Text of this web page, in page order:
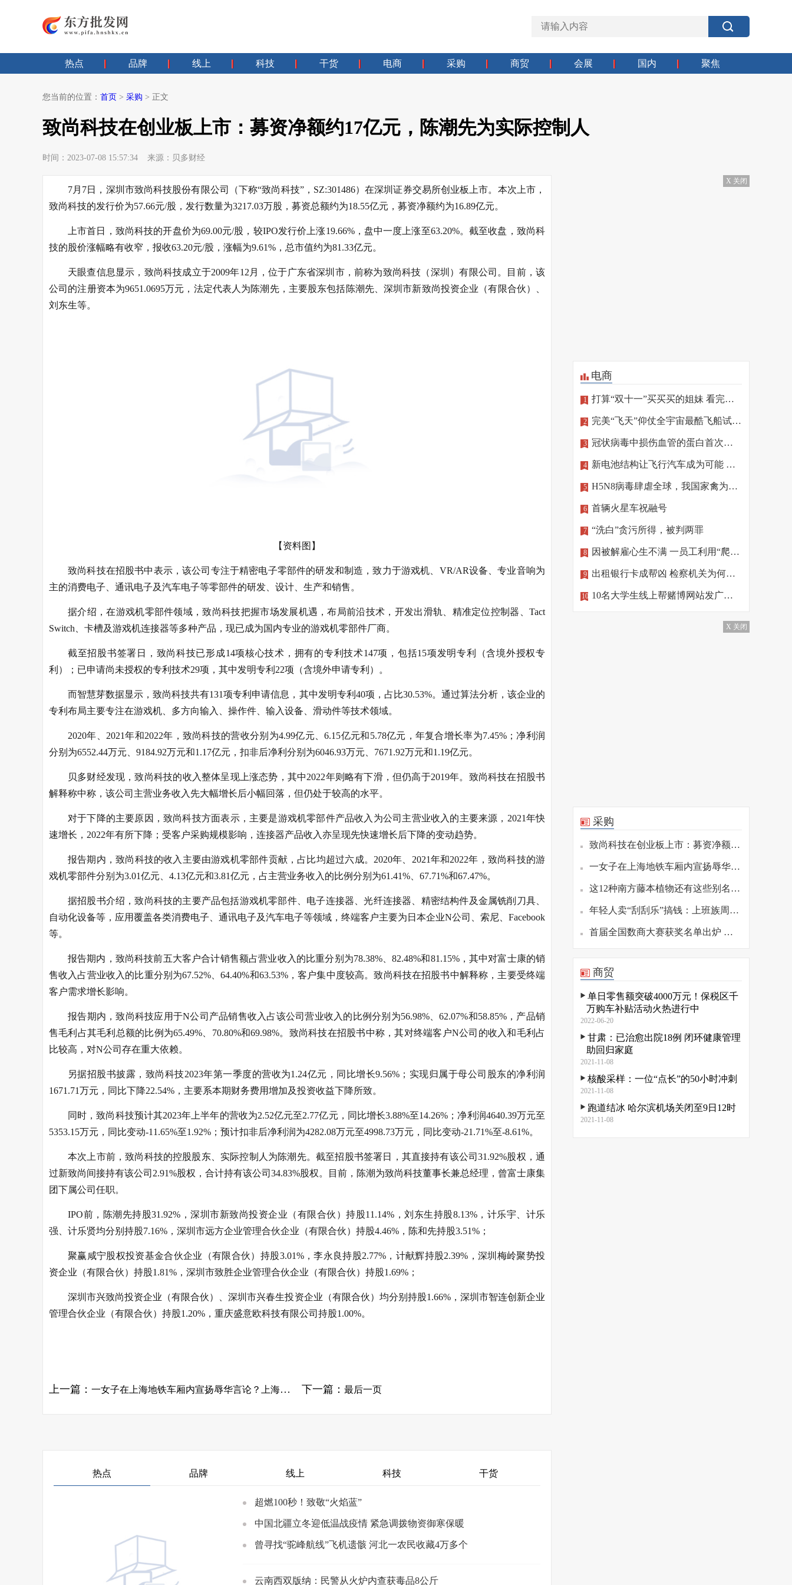
热点 品牌 线上 科技 干货 电商 采购 商贸 会展 国内 聚焦
您当前的位置： 首页 > 采购 > 正文
致尚科技在创业板上市：募资净额约17亿元，陈潮先为实际控制人
时间：2023-07-08 15:57:34 来源：贝多财经
7月7日，深圳市致尚科技股份有限公司（下称“致尚科技”，SZ:301486）在深圳证券交易所创业板上市。本次上市，
致尚科技的发行价为57.66元/股，发行数量为3217.03万股，募资总额约为18.55亿元，募资净额约为16.89亿元。
上市首日，致尚科技的开盘价为69.00元/股，较IPO发行价上涨19.66%，盘中一度上涨至63.20%。截至收盘，致尚科
技的股价涨幅略有收窄，报收63.20元/股，涨幅为9.61%，总市值约为81.33亿元。
天眼查信息显示，致尚科技成立于2009年12月，位于广东省深圳市，前称为致尚科技（深圳）有限公司。目前，该
公司的注册资本为9651.0695万元，法定代表人为陈潮先，主要股东包括陈潮先、深圳市新致尚投资企业（有限合伙）、
刘东生等。
【资料图】
致尚科技在招股书中表示，该公司专注于精密电子零部件的研发和制造，致力于游戏机、VR/AR设备、专业音响为
主的消费电子、通讯电子及汽车电子等零部件的研发、设计、生产和销售。
据介绍，在游戏机零部件领域，致尚科技把握市场发展机遇，布局前沿技术，开发出滑轨、精准定位控制器、Tact
Switch、卡槽及游戏机连接器等多种产品，现已成为国内专业的游戏机零部件厂商。
截至招股书签署日，致尚科技已形成14项核心技术，拥有的专利技术147项，包括15项发明专利（含境外授权专
利）；已申请尚未授权的专利技术29项，其中发明专利22项（含境外申请专利）。
而智慧芽数据显示，致尚科技共有131项专利申请信息，其中发明专利40项，占比30.53%。通过算法分析，该企业的
专利布局主要专注在游戏机、多方向输入、操作件、输入设备、滑动件等技术领域。
2020年、2021年和2022年，致尚科技的营收分别为4.99亿元、6.15亿元和5.78亿元，年复合增长率为7.45%；净利润
分别为6552.44万元、9184.92万元和1.17亿元，扣非后净利分别为6046.93万元、7671.92万元和1.19亿元。
贝多财经发现，致尚科技的收入整体呈现上涨态势，其中2022年则略有下滑，但仍高于2019年。致尚科技在招股书
解释称中称，该公司主营业务收入先大幅增长后小幅回落，但仍处于较高的水平。
对于下降的主要原因，致尚科技方面表示，主要是游戏机零部件产品收入为公司主营业收入的主要来源，2021年快
速增长，2022年有所下降；受客户采购规模影响，连接器产品收入亦呈现先快速增长后下降的变动趋势。
报告期内，致尚科技的收入主要由游戏机零部件贡献，占比均超过六成。2020年、2021年和2022年，致尚科技的游
戏机零部件分别为3.01亿元、4.13亿元和3.81亿元，占主营业务收入的比例分别为61.41%、67.71%和67.47%。
据招股书介绍，致尚科技的主要产品包括游戏机零部件、电子连接器、光纤连接器、精密结构件及金属铣削刀具、
自动化设备等，应用覆盖各类消费电子、通讯电子及汽车电子等领域，终端客户主要为日本企业N公司、索尼、Facebook
等。
报告期内，致尚科技前五大客户合计销售额占营业收入的比重分别为78.38%、82.48%和81.15%，其中对富士康的销
售收入占营业收入的比重分别为67.52%、64.40%和63.53%，客户集中度较高。致尚科技在招股书中解释称，主要受终端
客户需求增长影响。
报告期内，致尚科技应用于N公司产品销售收入占该公司营业收入的比例分别为56.98%、62.07%和58.85%，产品销
售毛利占其毛利总额的比例为65.49%、70.80%和69.98%。致尚科技在招股书中称，其对终端客户N公司的收入和毛利占
比较高，对N公司存在重大依赖。
另据招股书披露，致尚科技2023年第一季度的营收为1.24亿元，同比增长9.56%；实现归属于母公司股东的净利润
1671.71万元，同比下降22.54%，主要系本期财务费用增加及投资收益下降所致。
同时，致尚科技预计其2023年上半年的营收为2.52亿元至2.77亿元，同比增长3.88%至14.26%；净利润4640.39万元至
5353.15万元，同比变动-11.65%至1.92%；预计扣非后净利润为4282.08万元至4998.73万元，同比变动-21.71%至-8.61%。
本次上市前，致尚科技的控股股东、实际控制人为陈潮先。截至招股书签署日，其直接持有该公司31.92%股权，通
过新致尚间接持有该公司2.91%股权，合计持有该公司34.83%股权。目前，陈潮为致尚科技董事长兼总经理，曾富士康集
团下属公司任职。
IPO前，陈潮先持股31.92%，深圳市新致尚投资企业（有限合伙）持股11.14%，刘东生持股8.13%，计乐宇、计乐
强、计乐贤均分别持股7.16%，深圳市远方企业管理合伙企业（有限合伙）持股4.46%，陈和先持股3.51%；
聚赢咸宁股权投资基金合伙企业（有限合伙）持股3.01%，李永良持股2.77%，计献辉持股2.39%，深圳梅岭聚势投
资企业（有限合伙）持股1.81%，深圳市致胜企业管理合伙企业（有限合伙）持股1.69%；
深圳市兴致尚投资企业（有限合伙）、深圳市兴春生投资企业（有限合伙）均分别持股1.66%，深圳市智连创新企业
管理合伙企业（有限合伙）持股1.20%，重庆盛意欧科技有限公司持股1.00%。
上一篇： 一女子在上海地铁车厢内宣扬辱华言论？上海轨交公安通报 下一篇：最后一页
热点 品牌 线上 科技 干货
超燃100秒！致敬“火焰蓝”
中国北疆立冬迎低温战疫情 紧急调拨物资御寒保暖
曾寻找“驼峰航线”飞机遗骸 河北一农民收藏4万多个
云南西双版纳：民警从火炉内查获毒品8公斤
X 关闭
电商
1 打算“双十一”买买买的姐妹 看完这篇再“剁手”
2 完美“飞天”仰仗全宇宙最酷飞船试驾员
3 冠状病毒中损伤血管的蛋白首次确定
4 新电池结构让飞行汽车成为可能 相关技术将亮相北京冬奥
5 H5N8病毒肆虐全球，我国家禽为何“独善其身”
6 首辆火星车祝融号
7 “洗白”贪污所得，被判两罪
8 因被解雇心生不满 一员工利用“爬虫”删公司数据
9 出租银行卡成帮凶 检察机关为何做出不起诉处理？
10 10名大学生线上帮赌博网站发广告，涉罪！
X 关闭
采购
致尚科技在创业板上市：募资净额约17亿元，陈潮先为实际控制人
一女子在上海地铁车厢内宣扬辱华言论？上海轨交公安通报
这12种南方藤本植物还有这些别名，你知道吗？
年轻人卖“刮刮乐”搞钱：上班族周末摆摊日销过万，00后考公失败开起彩票店
首届全国数商大赛获奖名单出炉 富数上榜
商贸
单日零售额突破4000万元！保税区千
万购车补贴活动火热进行中
2022-06-20
甘肃：已治愈出院18例 闭环健康管理
助回归家庭
2021-11-08
核酸采样：一位“点长”的50小时冲刺
2021-11-08
跑道结冰 哈尔滨机场关闭至9日12时
2021-11-08